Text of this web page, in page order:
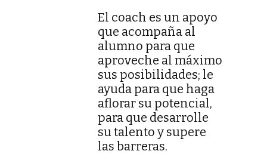
El coach es un apoyo
que acompaña al
alumno para que
aproveche al máximo
sus posibilidades; le
ayuda para que haga
aflorar su potencial,
para que desarrolle
su talento y supere
las barreras.